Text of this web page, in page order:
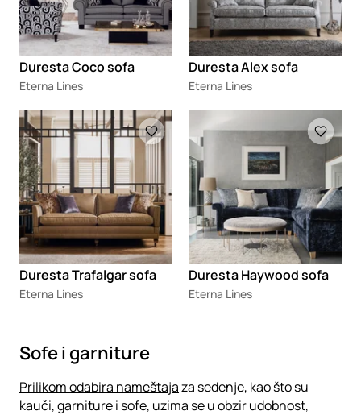
Duresta Coco sofa
Eterna Lines
Duresta Alex sofa
Eterna Lines
Loading
Duresta Trafalgar sofa
Eterna Lines
Duresta Haywood sofa
Eterna Lines
Sofe i garniture
Prilikom odabira nameštajaza sedenje, kao što su
kauči, garniture i sofe, uzima se u obzir udobnost,